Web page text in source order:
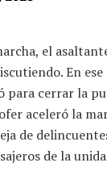
el
En
para cerrar la
aceleró la
de
de la